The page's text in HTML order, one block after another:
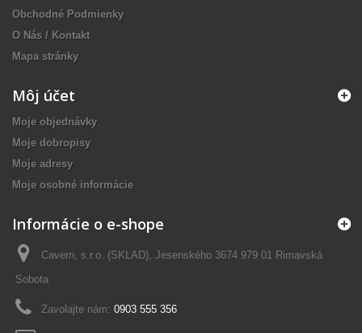
Obchodné Podmienky
O Nás / Kontakt
Mapa stránky
Môj účet
Moje objednávky
Moje dobropisy
Moje adresy
Moje osobné informácie
Informácie o e-shope
Cavern, s.r.o. (SKLAD), Jesenského 3674 979 01 Rimavská
Sobota
Zavolajte nám: 0903 555 356